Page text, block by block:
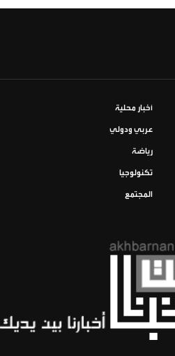
أخبار محلية
عربي ودولي
رياضة
تكنولوجيا
المجتمع